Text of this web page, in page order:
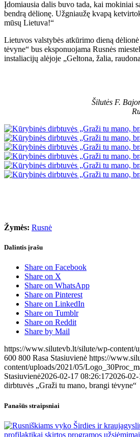
Įdomiausia dalis buvo tada, kai mokiniai
bendrą dėlionę. Užgniaužę kvapą
mūsų Lietuva!“
Lietuvos valstybės atkūrimo dieną
tėvyne“ bus eksponuojama Rusnės
instaliacijų alėjoje „Geltona, žalia,
Šilutės F.
Žymės: Rusnė
Dalintis įrašu
Share on Facebook
Share on X
Share on WhatsApp
Share on Pinterest
Share on LinkedIn
Share on Tumblr
Share on Reddit
Share by Mail
https://www.silutevb.lt/silute/wp-content/
600 800 Rasa Stasiuvienė https://
content/uploads/2021/05/
Stasiuvienė2026-02-17 08:26:172026-
dirbtuvės „Graži tu mano, brangi tėvyne“
Panašūs straipsniai